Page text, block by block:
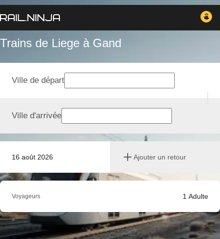
Trains de Liege à Gand
16 août 2026 Ajouter un retour
Ville de départ
Ville d'arrivée
Voyageurs 1 Adulte